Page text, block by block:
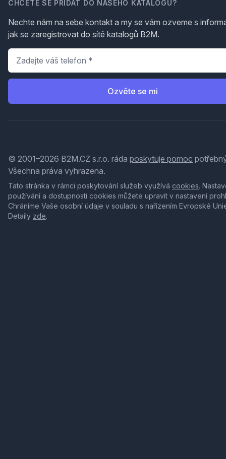
CHCETE SE PŘIDAT DO NAŠEHO KATALOGU?
Nechte nám na sebe kontakt a my se vám ozveme s
jak se zaregistrovat do sítě katalogů B2M.
Telefon
Ozvěte se mi
© 2001–2026 B2M.CZ s.r.o. ráda poskytuje pomoc
Všechna práva vyhrazena.
Tato stránka v rámci poskytování služeb využívá cookies.
používání a dostupnosti cookies můžete upravit v nastavení
Chráníme Vaše osobní údaje v souladu s nařízením Evropské
Detaily zde.